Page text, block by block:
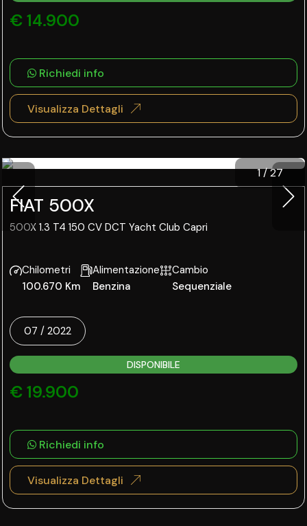
€ 14.900
Richiedi info
Visualizza Dettagli
1/27
FIAT 500X
500X 1.3 T4 150 CV DCT Yacht Club Capri
Chilometri
100.670 Km
Alimentazione
Benzina
Cambio
Sequenziale
07 / 2022
DISPONIBILE
€ 19.900
Richiedi info
Visualizza Dettagli